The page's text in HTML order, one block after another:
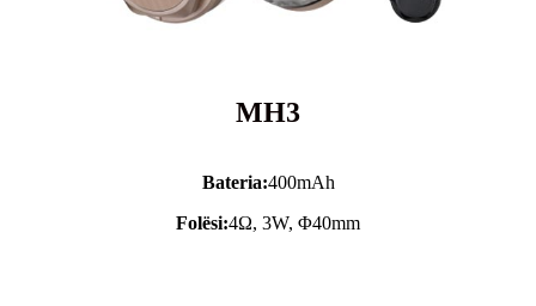
MH3
Bateria:400mAh
Folësi:4Ω, 3W, Φ40mm